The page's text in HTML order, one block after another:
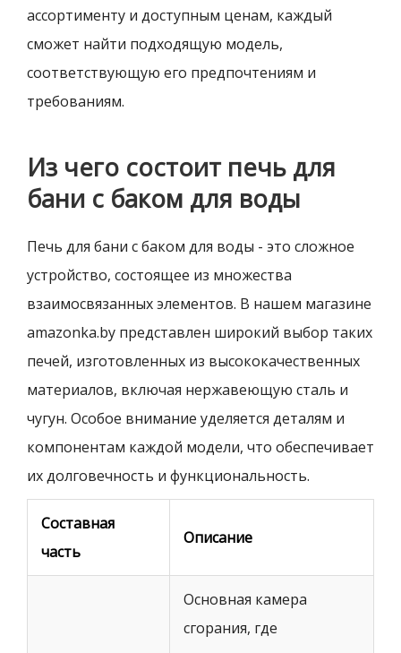
ассортименту и доступным ценам, каждый
сможет найти подходящую модель,
соответствующую его предпочтениям и
требованиям.
Из чего состоит печь для
бани с баком для воды
Печь для бани с баком для воды - это сложное
устройство, состоящее из множества
взаимосвязанных элементов. В нашем магазине
amazonka.by представлен широкий выбор таких
печей, изготовленных из высококачественных
материалов, включая нержавеющую сталь и
чугун. Особое внимание уделяется деталям и
компонентам каждой модели, что обеспечивает
их долговечность и функциональность.
Составная
часть
Описание
Основная камера
сгорания, где